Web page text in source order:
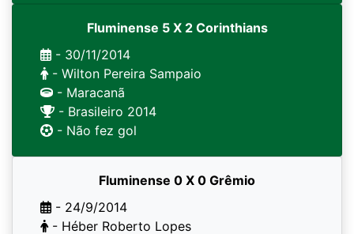
Fluminense 5 X 2 Corinthians
- 30/11/2014
- Wilton Pereira Sampaio
- Maracanã
- Brasileiro 2014
- Não fez gol
Fluminense 0 X 0 Grêmio
- 24/9/2014
- Héber Roberto Lopes